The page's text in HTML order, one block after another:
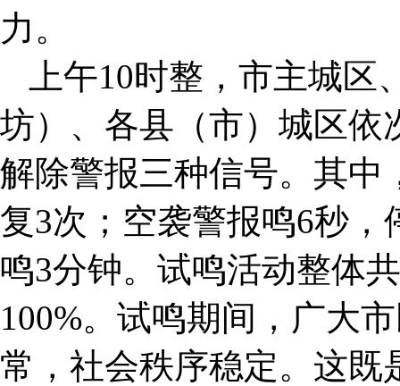
力。
上午10时整，市主城
坊）、各县（市）城区依
解除警报三种信号。其中
复3次；空袭警报鸣6秒
鸣3分钟。试鸣活动整体
100%。试鸣期间，广大
常，社会秩序稳定。这既